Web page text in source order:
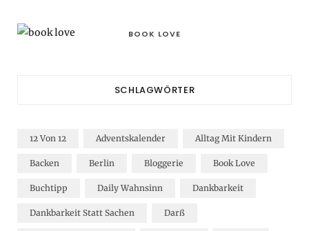
BOOK LOVE
SCHLAGWÖRTER
12 Von 12 Adventskalender Alltag Mit Kindern
Backen Berlin Bloggerie Book Love
Buchtipp Daily Wahnsinn Dankbarkeit
Dankbarkeit Statt Sachen Darß